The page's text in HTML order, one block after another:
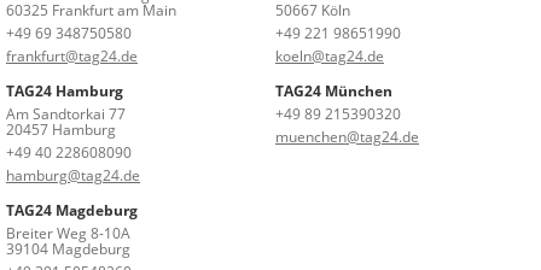
60325 Frankfurt am Main
+49 69 348750580
frankfurt@tag24.de
50667 Köln
+49 221 98651990
koeln@tag24.de
TAG24 Hamburg
Am Sandtorkai 77
20457 Hamburg
+49 40 228608090
hamburg@tag24.de
TAG24 München
+49 89 215390320
muenchen@tag24.de
TAG24 Magdeburg
Breiter Weg 8-10A
39104 Magdeburg